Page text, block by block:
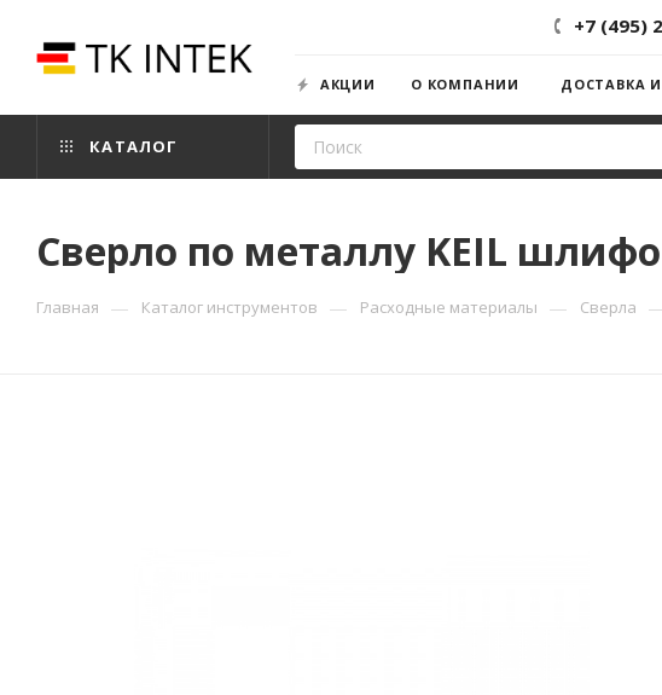
+7 (495)
АКЦИИ О КОМПАНИИ ДОСТАВКА
КАТАЛОГ
Сверло по металлу KEIL
Главная — Каталог инструментов — Расходные материалы — Сверла